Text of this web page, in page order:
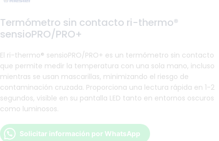
Termómetro sin contacto ri-thermo®
sensioPRO/PRO+
El ri-thermo® sensioPRO/PRO+ es un termómetro sin contacto
que permite medir la temperatura con una sola mano, incluso
mientras se usan mascarillas, minimizando el riesgo de
contaminación cruzada. Proporciona una lectura rápida en 1-2
segundos, visible en su pantalla LED tanto en entornos oscuros
como luminosos.
Solicitar información por WhatsApp